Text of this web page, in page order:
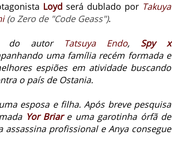
Loyd será dublado por Takuya
(o Zero de "Code Geass").
do autor Tatsuya Endo, Spy x
uma família recém formada e
espiões em atividade buscando
o país de Ostania.
esposa e filha. Após breve pesquisa
Yor Briare uma garotinha órfã de
profissional e Anya consegue